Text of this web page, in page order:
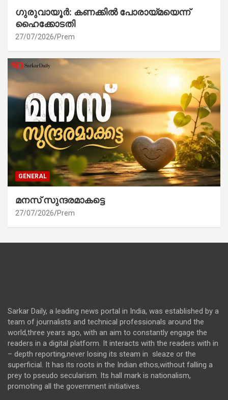
ഗുരുവായൂർ: കണക്കിൽ പോരായ്മയെന്ന്
ഹൈക്കോടതി
27/07/2026 Prem
GENERAL
മനസ് സുന്ദരമാകട്ടെ
27/07/2026 Prem
Sarkar Daily, a leading news portal in India, was established by a
team of journalists and technical professionals around the
world,three years ago, with an aim to constantly engage the
readers in a digital platform. It interacts with the readers with in
– depth reporting,never losing its steam in sleaze or the
superficial. It has its roots in the Indian ethos,without falling a
prey to pseudo secularism. Its hall mark is nationalism,
promoting all the government initiatives.